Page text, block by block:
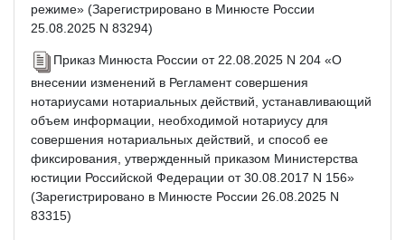
режиме» (Зарегистрировано в Минюсте России
25.08.2025 N 83294)
Приказ Минюста России от 22.08.2025 N 204 «О
внесении изменений в Регламент совершения
нотариусами нотариальных действий, устанавливающий
объем информации, необходимой нотариусу для
совершения нотариальных действий, и способ ее
фиксирования, утвержденный приказом Министерства
юстиции Российской Федерации от 30.08.2017 N 156»
(Зарегистрировано в Минюсте России 26.08.2025 N
83315)